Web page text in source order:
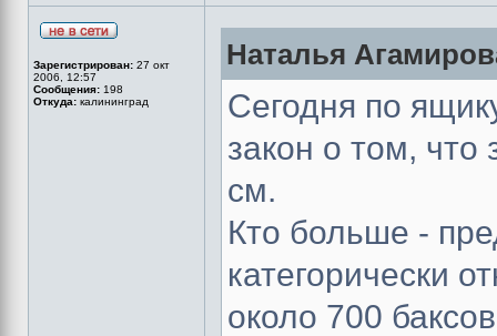
Зарегистрирован: 27 окт
2006, 12:57
Сообщения: 198
Откуда: калининград
Наталья
Сегодня по
закон о том,
см.
Кто больше -
категорически
около 700